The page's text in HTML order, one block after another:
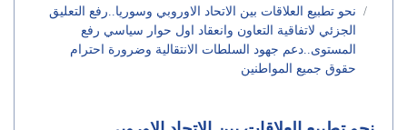
نحو تطبيع العلاقات بين الاتحاد الاوروبي وسوريا..رفع التعليق
الجزئي لاتفاقية التعاون وانعقاد اول حوار سياسي رفع
المستوى..دعم جهود السلطات الانتقالية وضرورة احترام
حقوق جميع المواطنين